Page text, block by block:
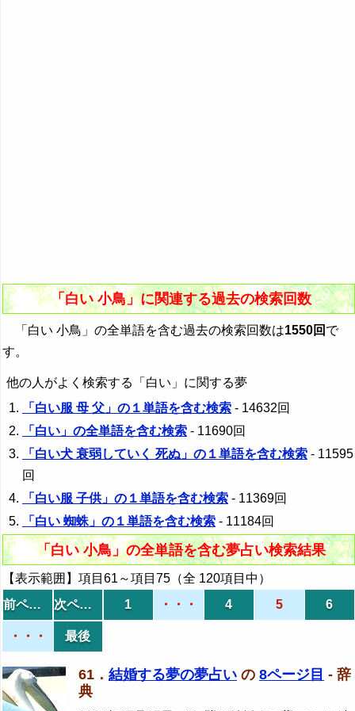
「白い 小鳥」に関連する過去の検索回数
「白い 小鳥」の全単語を含む過去の検索回数は1550回 で
す。
他の人がよく検索する「白い」に関する夢
「白い服 母 父」の１単語を含む検索 - 14632回
「白い」の全単語を含む検索 - 11690回
「白い犬 衰弱していく 死ぬ」の１単語を含む検索 - 11595
回
「白い服 子供」の１単語を含む検索 - 11369回
「白い 蜘蛛」の１単語を含む検索 - 11184回
「白い 小鳥」の全単語を含む夢占い検索結果
【表示範囲】項目61～項目75（全 120項目中）
前ページ
次ページ 1 ・・・ 4 5 6
・・・ 最後
61． 結婚する夢の夢占い の 8ページ目 - 辞
典